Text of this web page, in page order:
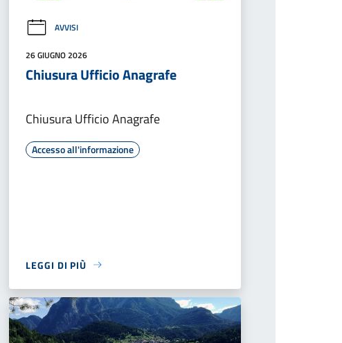
AVVISI
26 GIUGNO 2026
Chiusura Ufficio Anagrafe
Chiusura Ufficio Anagrafe
Accesso all'informazione
LEGGI DI PIÙ